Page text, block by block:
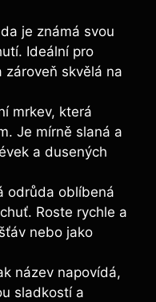
je známá svou
Ideální pro
zároveň skvělá na
mrkev, která
Je mírně slaná a
a dusených
odrůda oblíbená
Roste rychle a
nebo jako
název napovídá,
sladkostí a